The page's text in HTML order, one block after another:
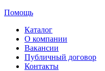
Помощь
Каталог
О компании
Вакансии
Публичный договор
Контакты